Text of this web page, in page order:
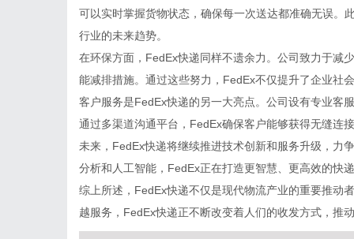
可以实时掌握货物状态，确保每一次送达都准确无误。
行业的未来趋势。
在环保方面，FedEx快递同样不遗余力。公司致力于减
能减排措施。通过这些努力，FedEx不仅提升了企业社
客户服务是FedEx快递的另一大亮点。公司设有专业客
通过多渠道沟通平台，FedEx确保客户能够获得无缝连
未来，FedEx快递将继续推进技术创新和服务升级，力
分析和人工智能，FedEx正在打造更智慧、更高效的快
综上所述，FedEx快递不仅是现代物流产业的重要推动
越服务，FedEx快递正不断改变着人们的收发方式，推